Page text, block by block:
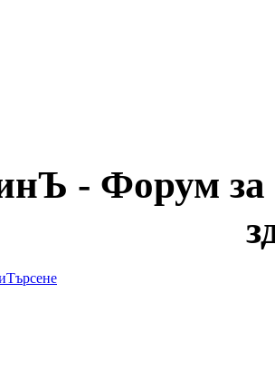
- Форум за
Търсене